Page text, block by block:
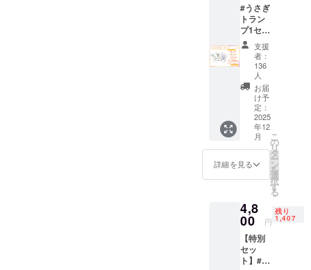
#うさぎ
トラン
プ1セッ
ト お礼
のメッ
セージ
【うさ
ぎトラ
ンプの
仕様】
・ジャ
ンル：
トラン
プ / カー
ドゲー
以上 ・
サイズ
(長さ×
幅×高
さ)：
3cm×1
支援
者：
136
人
お届
け予
定：
2025
年12
月
詳細を見る
こ
の
リ
タ
ー
ン
を
選
択
す
る
4,8
00 円
残り
1,407
【特別
セッ
ト】#う